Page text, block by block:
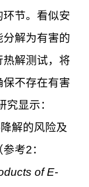
节。看似安
解为有害的
解测试，将
不存在有害
显示：
解的风险及
考2：
of E-